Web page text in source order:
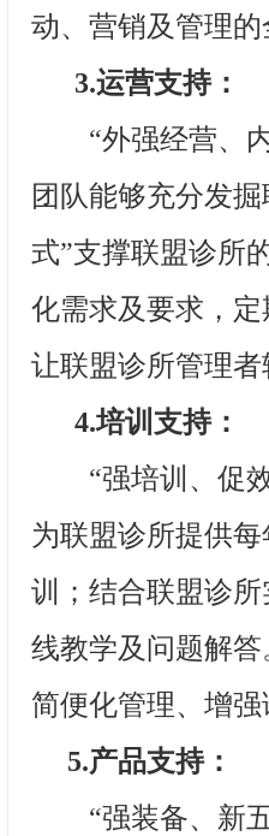
动、营销及管理
3.运营支持：
“外强经营、内
团队能够充分发
式”支撑联盟诊所
化需求及要求，
让联盟诊所管理
4.培训支持：
“强培训、促效
为联盟诊所提供
训；结合联盟诊
线教学及问题解
简便化管理、增
5.产品支持：
“强装备、新五